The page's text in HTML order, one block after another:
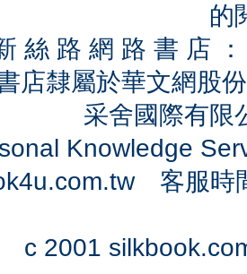
的
絲 路 網 路 書 店
店隸屬於華文網股
采舍國際有
Knowledge
客服時
c 2001